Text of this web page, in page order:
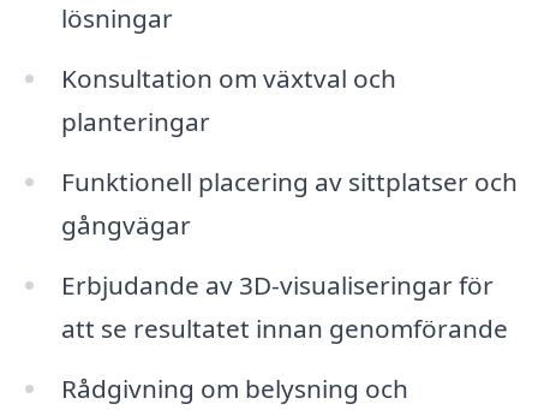
lösningar
Konsultation om växtval och
planteringar
Funktionell placering av sittplatser och
gångvägar
Erbjudande av 3D-visualiseringar för
att se resultatet innan genomförande
Rådgivning om belysning och